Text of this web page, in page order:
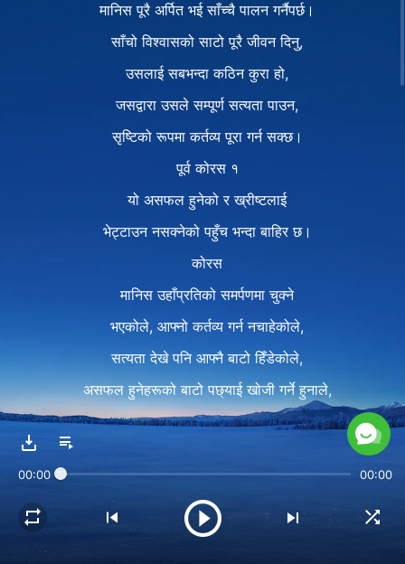
मानिस पूरै अर्पित भई साँच्चै पालन गर्नैपर्छ।
साँचो विश्‍वासको साटो पूरै जीवन दिनु,
उसलाई सबभन्दा कठिन कुरा हो,
जसद्वारा उसले सम्पूर्ण सत्यता पाउन,
सृष्टिको रूपमा कर्तव्य पूरा गर्न सक्छ।
पूर्व कोरस १
यो असफल हुनेको र ख्रीष्टलाई
भेट्टाउन नसक्नेको पहुँच भन्दा बाहिर छ।
कोरस
मानिस उहाँप्रतिको समर्पणमा चुक्ने
भएकोले, आफ्नो कर्तव्य गर्न नचाहेकोले,
सत्यता देखे पनि आफ्नै बाटो हिँडेकोले,
असफल हुनेहरूको बाटो पछ्याई खोजी गर्ने हुनाले,
स्वर्गको विरोध गरेकोले, सधैँ असफल हुन्छ,
मानिसलाई सत्यता बुझ्न कठिन भएकाले,
00:00 00:00